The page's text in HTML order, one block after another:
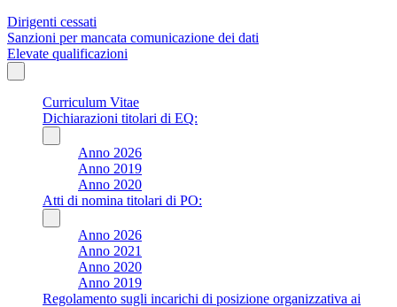
Dirigenti cessati
Sanzioni per mancata comunicazione dei dati
Elevate qualificazioni
Curriculum Vitae
Dichiarazioni titolari di EQ:
Anno 2026
Anno 2019
Anno 2020
Atti di nomina titolari di PO:
Anno 2026
Anno 2021
Anno 2020
Anno 2019
Regolamento sugli incarichi di posizione organizzativa ai